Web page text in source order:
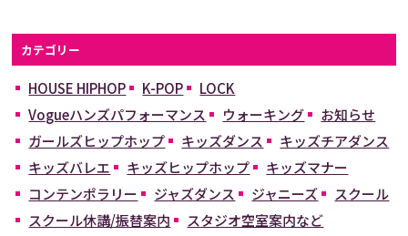
カテゴリー
HOUSE HIPHOP K-POP
LOCK
Vogueハンズパフォーマンス
ウォーキング
お知らせ
ガールズヒップホップ
キッズダンス
キッズチアダンス
キッズバレエ
キッズヒップホップ
キッズマナー
コンテンポラリー
ジャズダンス ジャニーズ
スクール
スクール休講/振替案内
スタジオ空室案内など